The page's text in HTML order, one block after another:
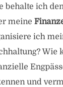
behalte ich
meine
ich
Wie
und